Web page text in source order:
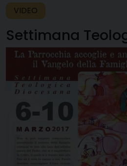
VIDEO
Settimana